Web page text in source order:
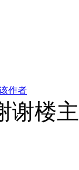
作者
谢楼